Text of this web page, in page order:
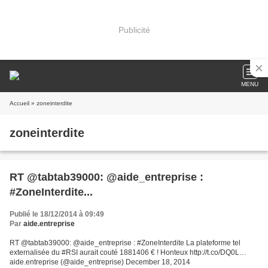
Publicité
MENU
Accueil » zoneinterdite
zoneinterdite
RT @tabtab39000: @aide_entreprise :
#ZoneInterdite...
Publié le 18/12/2014 à 09:49
Par aide.entreprise
RT @tabtab39000: @aide_entreprise : #ZoneInterdite La plateforme tel
externalisée du #RSI aurait couté 1881406 € ! Honteux http://t.co/DQ0L…
aide.entreprise (@aide_entreprise) December 18, 2014